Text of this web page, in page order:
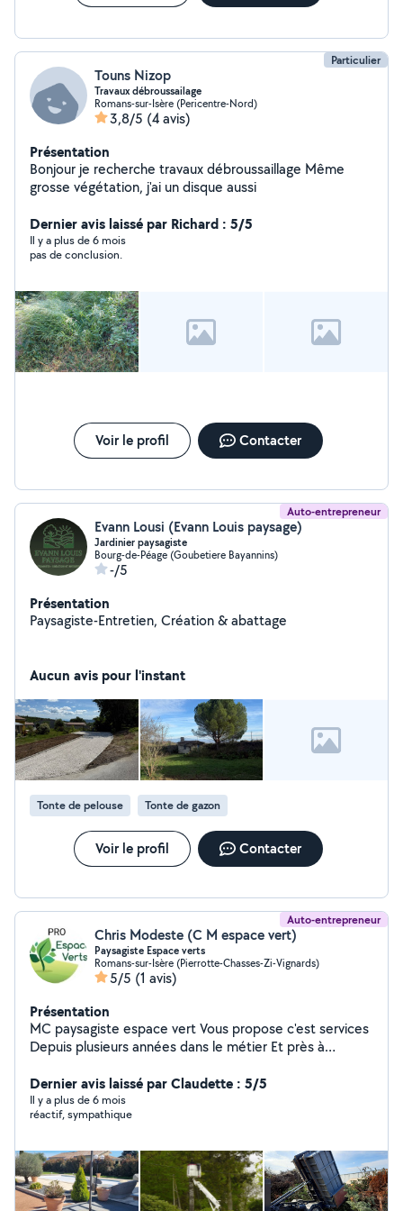
des réseaux d'arrosage intégré - Terrassement - Contrat
particulier et professionnel
Particulier
Touns Nizop
Travaux débroussailage
Romans-sur-Isère (Pericentre-Nord)
3,8/5 (4 avis)
Présentation
Bonjour je recherche travaux débroussaillage Même
grosse végétation, j'ai un disque aussi
Dernier avis laissé par Richard : 5/5
Il y a plus de 6 mois
pas de conclusion.
Voir le profil Contacter
Auto-entrepreneur
Evann Lousi (Evann Louis paysage)
Jardinier paysagiste
Bourg-de-Péage (Goubetiere Bayannins)
-/5
Présentation
Paysagiste-Entretien, Création & abattage
Aucun avis pour l'instant
Tonte de pelouse Tonte de gazon
Voir le profil Contacter
Auto-entrepreneur
Chris Modeste (C M espace vert)
Paysagiste Espace verts
Romans-sur-Isère (Pierrotte-Chasses-Zi-Vignards)
5/5 (1 avis)
Présentation
MC paysagiste espace vert Vous propose c'est services
Depuis plusieurs années dans le métier Et près à
Cordialement
Dernier avis laissé par Claudette : 5/5
Il y a plus de 6 mois
réactif, sympathique